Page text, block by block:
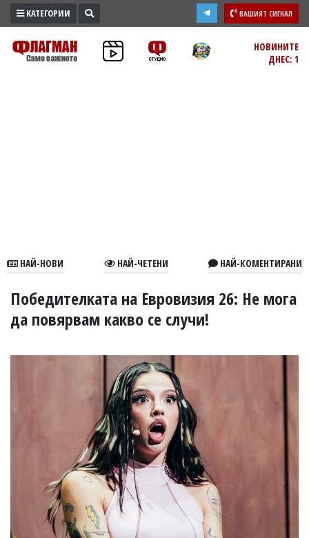
ПРОМО
ЗОНА
В
УКРАЙНА
РАЗСЛЕДВАНЕ
v.vasilev@flagman.bg
k.kassabova@flagman.bg
КАТЕГОРИИ ВАШИЯТ СИГНАЛ
НОВИНИТЕ
ДНЕС: 1
НАЙ-НОВИ НАЙ-ЧЕТЕНИ НАЙ-КОМЕНТИРАНИ
Победителката на Евровизия 26: Не мога
да повярвам какво се случи!